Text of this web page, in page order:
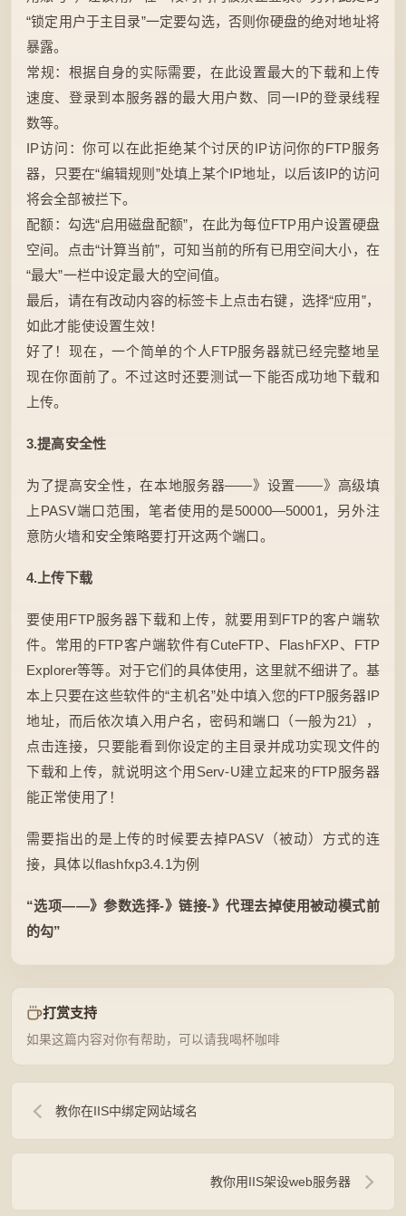
“锁定用户于主目录”一定要勾选，否则你硬盘的绝对地址将
暴露。
常规：根据自身的实际需要，在此设置最大的下载和上传
速度、登录到本服务器的最大用户数、同一IP的登录线程
数等。
IP访问：你可以在此拒绝某个讨厌的IP访问你的FTP服务
器，只要在“编辑规则”处填上某个IP地址，以后该IP的访问
将会全部被拦下。
配额：勾选“启用磁盘配额”，在此为每位FTP用户设置硬盘
空间。点击“计算当前”，可知当前的所有已用空间大小，在
“最大”一栏中设定最大的空间值。
最后，请在有改动内容的标签卡上点击右键，选择“应用”，
如此才能使设置生效！
好了！现在，一个简单的个人FTP服务器就已经完整地呈
现在你面前了。不过这时还要测试一下能否成功地下载和
上传。
3.提高安全性
为了提高安全性，在本地服务器——》设置——》高级填
上PASV端口范围，笔者使用的是50000—50001，另外注
意防火墙和安全策略要打开这两个端口。
4.上传下载
要使用FTP服务器下载和上传，就要用到FTP的客户端软
件。常用的FTP客户端软件有CuteFTP、FlashFXP、FTP
Explorer等等。对于它们的具体使用，这里就不细讲了。基
本上只要在这些软件的“主机名”处中填入您的FTP服务器IP
地址，而后依次填入用户名，密码和端口（一般为21），
点击连接，只要能看到你设定的主目录并成功实现文件的
下载和上传，就说明这个用Serv-U建立起来的FTP服务器
能正常使用了！
需要指出的是上传的时候要去掉PASV（被动）方式的连
接，具体以flashfxp3.4.1为例
“选项——》参数选择-》链接-》代理去掉使用被动模式前
的勾”
打赏支持
如果这篇内容对你有帮助，可以请我喝杯咖啡
教你在IIS中绑定网站域名
教你用IIS架设web服务器